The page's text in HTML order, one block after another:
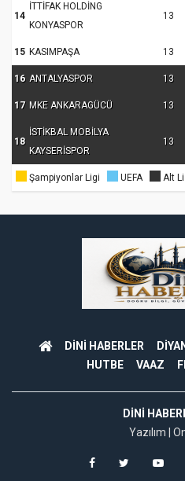
14
İTTİFAK HOLDİNG
KONYASPOR
13
15 KASIMPAŞA 13
16 ANTALYASPOR 13
17 MKE ANKARAGÜCÜ 13
18
İSTİKBAL MOBİLYA
KAYSERİSPOR
13
Şampiyonlar Ligi UEFA Alt
DİNİ HABERLER
HUTBE
VAAZ
DINI
Yazılım |